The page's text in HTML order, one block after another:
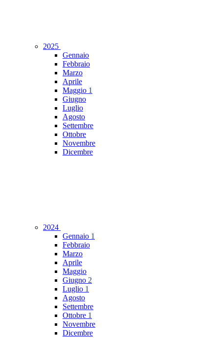
2025
Gennaio
Febbraio
Marzo
Aprile
Maggio 1
Giugno
Luglio
Agosto
Settembre
Ottobre
Novembre
Dicembre
2024
Gennaio 1
Febbraio
Marzo
Aprile
Maggio
Giugno 2
Luglio 1
Agosto
Settembre
Ottobre 1
Novembre
Dicembre